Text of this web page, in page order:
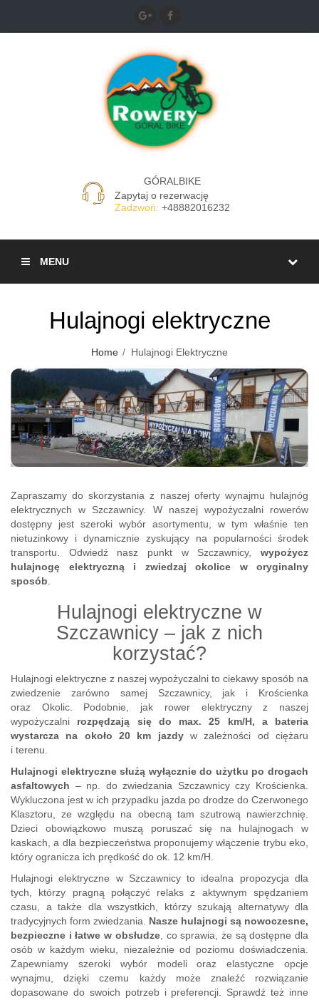
GÓRALBIKE
Zapytaj o rezerwację
Zadzwoń: +48882016232
MENU
Hulajnogi elektryczne
Home Hulajnogi Elektryczne
Zapraszamy do skorzystania z naszej oferty wynajmu hulajnóg
elektrycznych w Szczawnicy. W naszej wypożyczalni rowerów
dostępny jest szeroki wybór asortymentu, w tym właśnie ten
nietuzinkowy i dynamicznie zyskujący na popularności środek
transportu. Odwiedź nasz punkt w Szczawnicy, wypożycz
hulajnogę elektryczną i zwiedzaj okolice w oryginalny
sposób
Hulajnogi elektryczne w
Szczawnicy – jak z nich
korzystać?
Hulajnogi elektryczne z naszej wypożyczalni to ciekawy sposób na
zwiedzenie zarówno samej Szczawnicy, jak i Krościenka
oraz Okolic. Podobnie, jak rower elektryczny z naszej
wypożyczalni
rozpędzają się do max. 25 km/H, a bateria
wystarcza na około 20 km jazdyw zależności od ciężaru
i terenu.
Hulajnogi elektryczne służą wyłącznie do użytku po drogach
asfaltowych – np. do zwiedzania Szczawnicy czy Krościenka.
Wykluczona jest w ich przypadku jazda po drodze do Czerwonego
Klasztoru, ze względu na obecną tam szutrową nawierzchnię.
Dzieci obowiązkowo muszą poruszać się na hulajnogach w
kaskach, a dla bezpieczeństwa proponujemy włączenie trybu eko,
który ogranicza ich prędkość do ok. 12 km/H.
Hulajnogi elektryczne w Szczawnicy to idealna propozycja dla
tych, którzy pragną połączyć relaks z aktywnym spędzaniem
czasu, a także dla wszystkich, którzy szukają alternatywy dla
tradycyjnych form zwiedzania. Nasze hulajnogi są nowoczesne,
bezpieczne i łatwe w obsłudze, co sprawia, że są dostępne dla
osób w każdym wieku, niezależnie od poziomu doświadczenia.
Zapewniamy szeroki wybór modeli oraz elastyczne opcje
wynajmu, dzięki czemu każdy może znaleźć rozwiązanie
dopasowane do swoich potrzeb i preferencji. Sprawdź też inne